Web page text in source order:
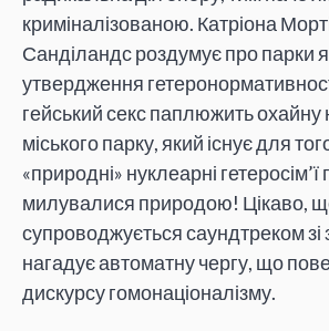
криміналізованою. Катріона
Санділандс роздумує про парки
утвердження
гейський секс паплюжить охайну
міського парку, який існує для
«природні» нуклеарні гетеросім’ї
милувалися природою! Цікаво,
супроводжується саундтреком зі
нагадує автоматну чергу, що
дискурсу гомонаціоналізму.